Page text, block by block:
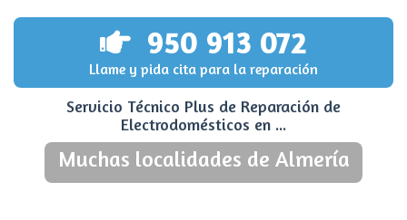
950 913 072
Llame y pida cita para la reparación
Servicio Técnico Plus de Reparación de
Electrodomésticos en ...
Muchas localidades de Almería